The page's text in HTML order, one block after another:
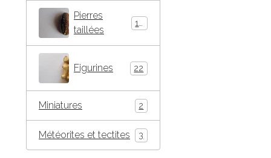
Pierres
taillées
Figurines 22
Miniatures 2
Météorites et tectites 3